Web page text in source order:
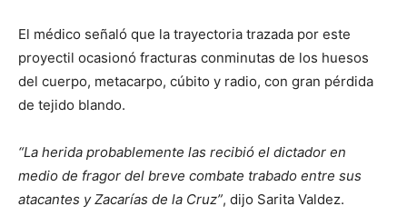
El médico señaló que la trayectoria trazada por este
proyectil ocasionó fracturas conminutas de los huesos
del cuerpo, metacarpo, cúbito y radio, con gran pérdida
de tejido blando.
“La herida probablemente las recibió el dictador en
medio de fragor del breve combate trabado entre sus
atacantes y Zacarías de la Cruz”, dijo Sarita Valdez.